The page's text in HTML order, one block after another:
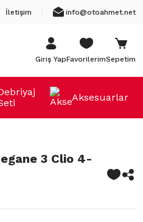
İletişim info@otoahmet.net
Giriş YapFavorilerimSepetim
Aksesuarlar
3 Clio 4-